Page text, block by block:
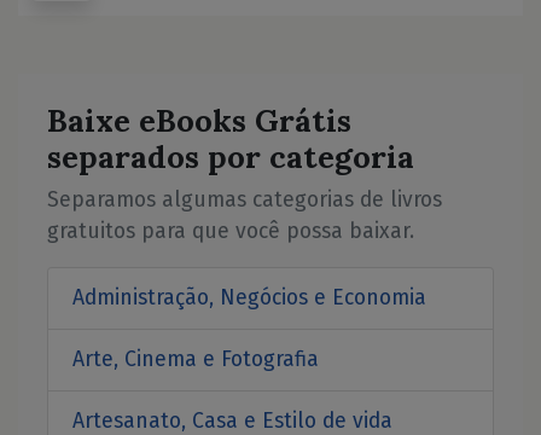
Baixe eBooks Grátis
separados por categoria
Separamos algumas categorias de livros
gratuitos para que você possa baixar.
Administração, Negócios e Economia
Arte, Cinema e Fotografia
Artesanato, Casa e Estilo de vida